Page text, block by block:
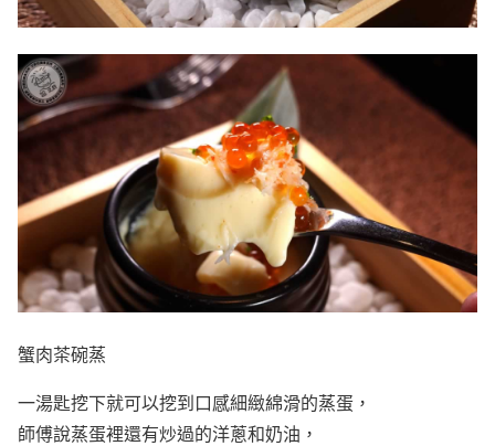
蟹肉茶碗蒸
一湯匙挖下就可以挖到口感細緻綿滑的蒸蛋，
師傅說蒸蛋裡還有炒過的洋蔥和奶油，